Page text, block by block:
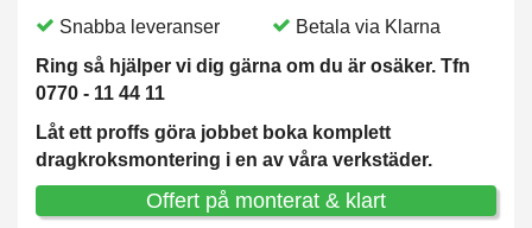
Snabba leveranser
Betala via Klarna
Ring så hjälper vi dig gärna om du är osäker. Tfn
0770 - 11 44 11
Låt ett proffs göra jobbet boka komplett
dragkroksmontering i en av våra verkstäder.
Offert på monterat & klart